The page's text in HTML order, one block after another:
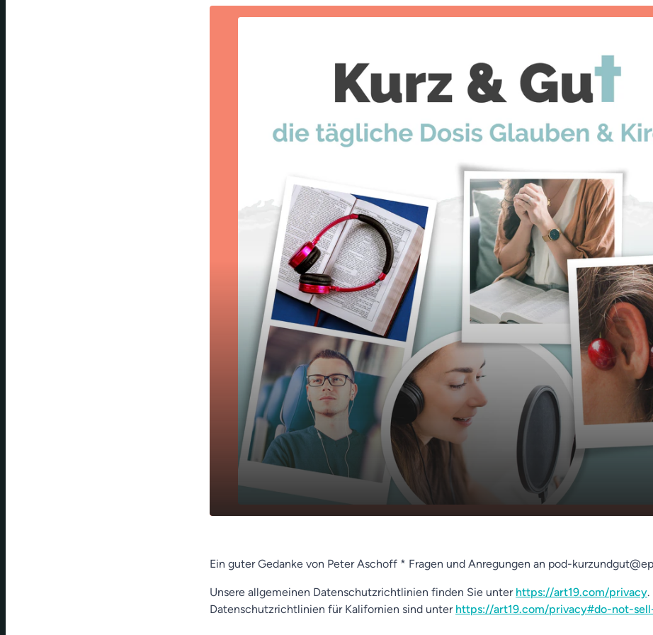
Ein guter Gedanke von Peter Aschoff * Fragen und Anregungen an pod-
Unsere allgemeinen Datenschutzrichtlinien finden Sie unter https://art19.com/privacy.
Datenschutzrichtlinien für Kalifornien sind unter https://art19.com/privacy#do-not-